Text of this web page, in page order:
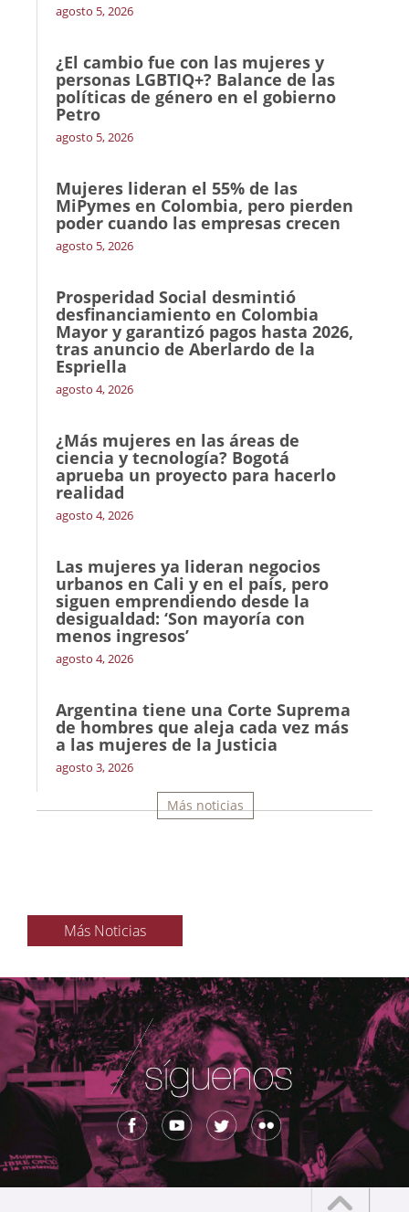
agosto 5, 2026
¿El cambio fue con las mujeres y
personas LGBTIQ+? Balance de las
políticas de género en el gobierno
Petro
agosto 5, 2026
Mujeres lideran el 55% de las
MiPymes en Colombia, pero pierden
poder cuando las empresas crecen
agosto 5, 2026
Prosperidad Social desmintió
desfinanciamiento en Colombia
Mayor y garantizó pagos hasta 2026,
tras anuncio de Aberlardo de la
Espriella
agosto 4, 2026
¿Más mujeres en las áreas de
ciencia y tecnología? Bogotá
aprueba un proyecto para hacerlo
realidad
agosto 4, 2026
Las mujeres ya lideran negocios
urbanos en Cali y en el país, pero
siguen emprendiendo desde la
desigualdad: ‘Son mayoría con
menos ingresos’
agosto 4, 2026
Argentina tiene una Corte Suprema
de hombres que aleja cada vez más
a las mujeres de la Justicia
agosto 3, 2026
Más noticias
Más Noticias